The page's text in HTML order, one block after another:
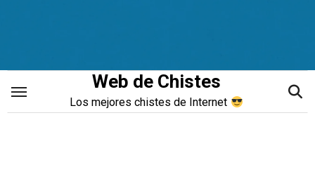
Web de Chistes
Los mejores chistes de Internet